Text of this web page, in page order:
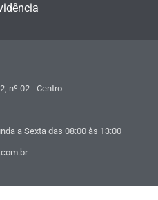
nº 02 - Centro
a Sexta das 08:00 às 13:00